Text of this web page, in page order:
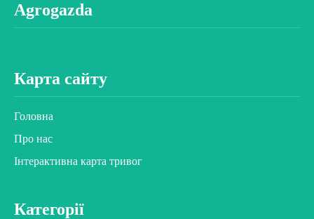
Agrogazda
Карта сайту
Головна
Про нас
Інтерактивна карта тривог
Категорії